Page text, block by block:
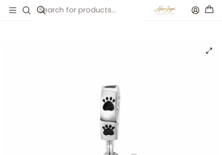
Inicio Catálogo Abalorio perro esmalte plata